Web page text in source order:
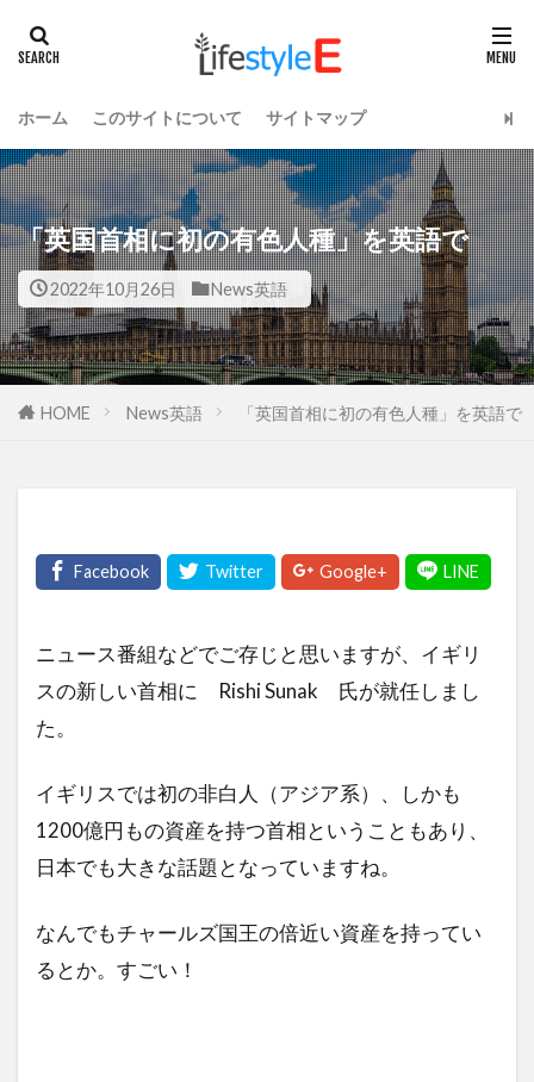
ホーム このサイトについて サイトマップ
「英国首相に初の有色人種」を英語で
2022年10月26日 News英語
HOME News英語 「英国首相に初の有色人種」を英語で
ニュース番組などでご存じと思いますが、イギリ
スの新しい首相に Rishi Sunak 氏が就任しまし
た。
イギリスでは初の非白人（アジア系）、しかも
1200億円もの資産を持つ首相ということもあり、
日本でも大きな話題となっていますね。
なんでもチャールズ国王の倍近い資産を持ってい
るとか。すごい！